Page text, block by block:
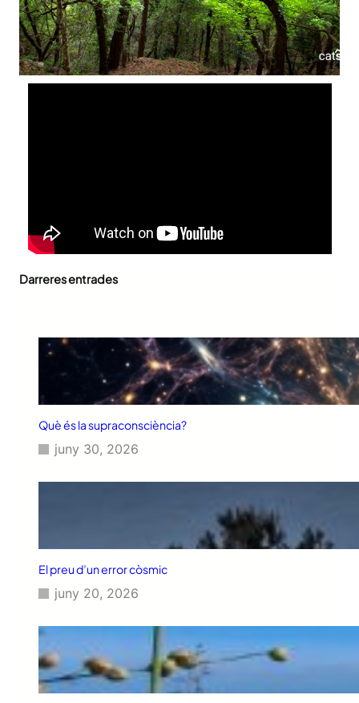
A
B
L
E
S
Darreres entrades
Què és la supraconsciència?
juny 30, 2026
El preu d’un error còsmic
juny 20, 2026